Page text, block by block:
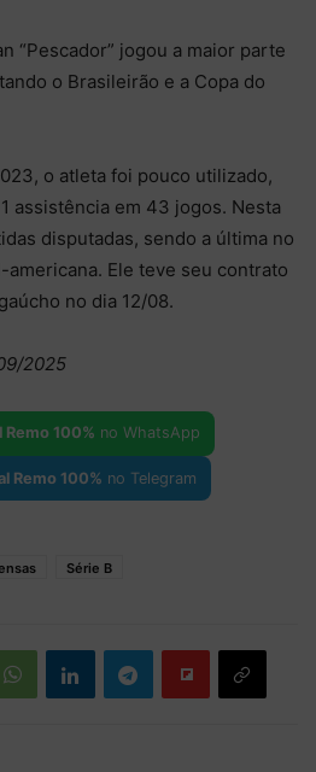
“Pescador” jogou a maior parte
o Brasileirão e a Copa do
o atleta foi pouco utilizado,
assistência em 43 jogos. Nesta
disputadas, sendo a última no
americana. Ele teve seu contrato
no dia 12/08.
2025
Remo 100% no WhatsApp
Remo 100% no Telegram
Série B